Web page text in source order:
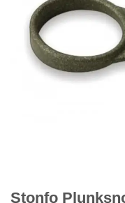
Stonfo